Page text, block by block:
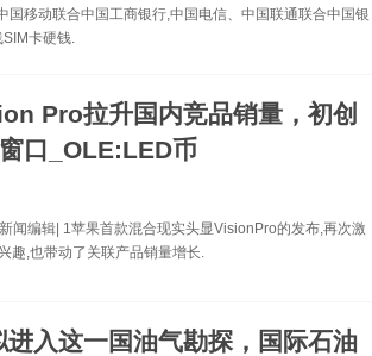
国移动联合中国工商银行,中国电信、中国联通联合中国银
卡硬钱.
Pro拉升国内竞品销量，初创
口_OLE:LED币
闻编辑| 1苹果首款混合现实头显VisionPro的发布,再次激
趣,也带动了关联产品销量增长.
进入这一国油气勘探，国际石油